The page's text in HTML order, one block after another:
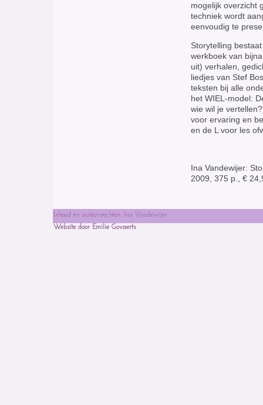
mogelijk overzicht
techniek wordt
eenvoudig te
Storytelling
werkboek van
uit) verhalen,
liedjes van Stef
teksten bij alle
het WIEL-model:
wie wil je
voor ervaring en
en de L voor les
Ina Vandewijer:
2009, 375 p., €
Inhoud en auteursrechten: Ina Vandewijer
Website door Emilie Govaerts